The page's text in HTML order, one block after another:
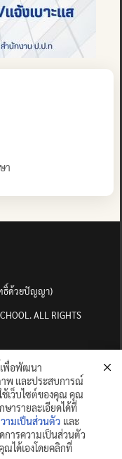
า
ธิ์ด้วยปัญญา)
ALL RIGHTS
เพื่อพัฒนา
พ และประสบการณ์
ช้เว็บไซต์ของคุณ คุณ
ษารายละเอียดได้ที่
ามเป็นส่วนตัว และ
การความเป็นส่วนตัว
ณได้เองโดยคลิกที่